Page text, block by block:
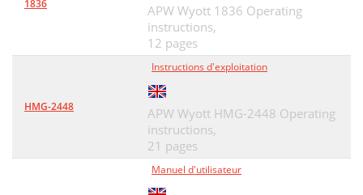
1836
APW Wyott 1836 Operating
instructions,
12 pages
HMG-2448
Instructions d'exploitation
APW Wyott HMG-2448 Operating
instructions,
21 pages
Manuel d'utilisateur